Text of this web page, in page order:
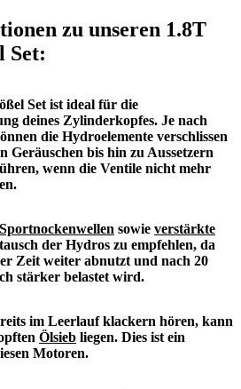
zu unseren 1.8T
Set:
Set ist ideal für die
deines Zylinderkopfes. Je nach
die Hydroelemente verschlissen
Geräuschen bis hin zu Aussetzern
wenn die Ventile nicht mehr
Sportnockenwellen sowie verstärkte
der Hydros zu empfehlen, da
Zeit weiter abnutzt und nach 20
stärker belastet wird.
im Leerlauf klackern hören, kann
Ölsieb liegen. Dies ist ein
Motoren.